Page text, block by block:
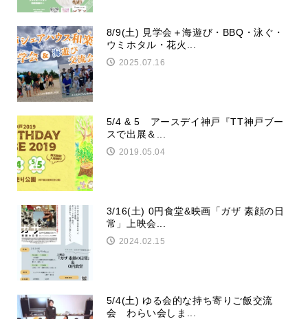
8/9(土) 見学会＋海遊び・BBQ・泳ぐ・
ウミホタル・花火...
2025.07.16
5/4 & 5 アースデイ神戸『TT神戸ブー
スで出展＆...
2019.05.04
3/16(土) 0円食堂&映画「ガザ 素顔の日
常」上映会...
2024.02.15
5/4(土) ゆる会的な持ち寄りご飯交流
会 わらい会しま...